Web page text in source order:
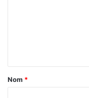
a
Nom *